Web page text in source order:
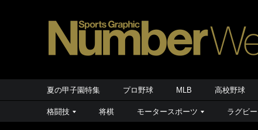
夏の甲子園特集 プロ野球 MLB 高校野球
格闘技 将棋 モータースポーツ ラグビー